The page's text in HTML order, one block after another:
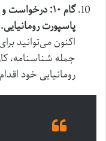
گام ۱۰:
پاسپورت رومانیایی.
اکنون می‌توانید
رومانیایی خود